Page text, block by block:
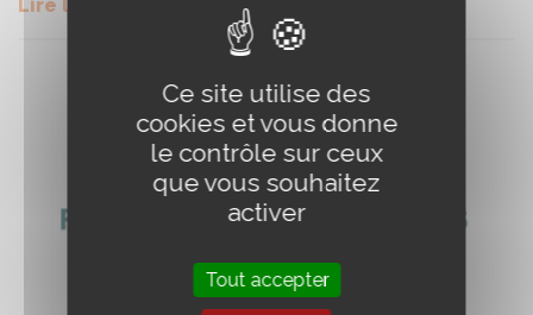
Lire la suite
Ce site utilise des
cookies et vous donne
le contrôle sur ceux
que vous souhaitez
activer
Tout accepter